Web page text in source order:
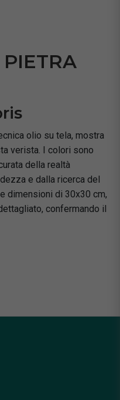
olio su tela, mostra
verista. I colori sono
della realtà
e dalla ricerca del
dimensioni di 30x30 cm,
confermando il